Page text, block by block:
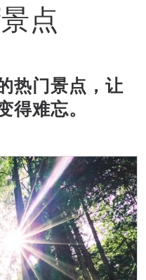
景点
热门景点，让
得难忘。